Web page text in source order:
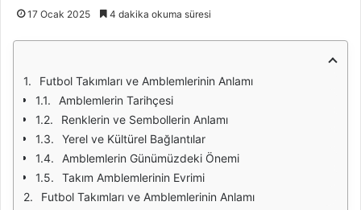
17 Ocak 2025 4 dakika okuma süresi
Futbol Takımları ve Amblemlerinin Anlamı
Amblemlerin Tarihçesi
Renklerin ve Sembollerin Anlamı
Yerel ve Kültürel Bağlantılar
Amblemlerin Günümüzdeki Önemi
Takım Amblemlerinin Evrimi
Futbol Takımları ve Amblemlerinin Anlamı